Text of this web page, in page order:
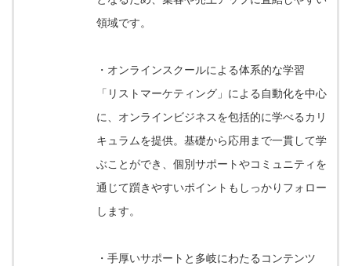
領域です。
・オンラインスクールによる体系的な学習
「リストマーケティング」による自動化を中心
に、オンラインビジネスを包括的に学べるカリ
キュラムを提供。基礎から応用まで一貫して学
ぶことができ、個別サポートやコミュニティを
通じて躓きやすいポイントもしっかりフォロー
します。
・手厚いサポートと多岐にわたるコンテンツ